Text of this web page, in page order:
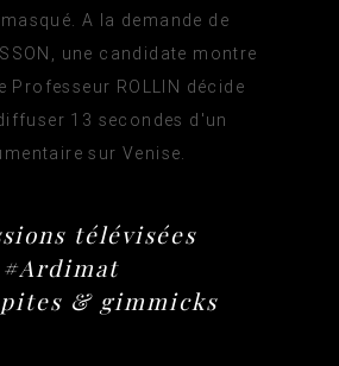
A la demande de
une candidate montre
Professeur ROLLIN décide
13 secondes d'un
sur Venise.
télévisées
#Ardimat
& gimmicks